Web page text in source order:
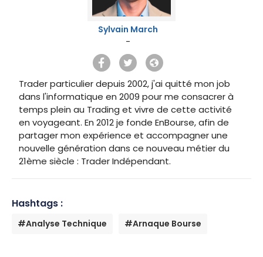
Sylvain March
-
Trader particulier depuis 2002, j'ai quitté mon job
dans l'informatique en 2009 pour me consacrer à
temps plein au Trading et vivre de cette activité
en voyageant. En 2012 je fonde EnBourse, afin de
partager mon expérience et accompagner une
nouvelle génération dans ce nouveau métier du
21ème siècle : Trader Indépendant.
Hashtags :
#Analyse Technique #Arnaque Bourse